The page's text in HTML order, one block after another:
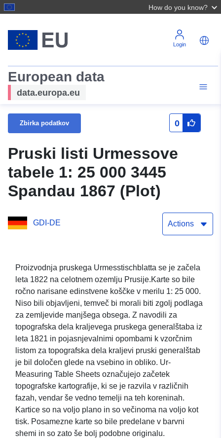
How do you know?
Login
European data
data.europa.eu
Zbirka podatkov 0
Pruski listi Urmessove
tabele 1: 25 000 3445
Spandau 1867 (Plot)
GDI-DE Actions
Proizvodnja pruskega Urmesstischblatta se je začela
leta 1822 na celotnem ozemlju Prusije.Karte so bile
ročno narisane edinstvene koščke v merilu 1: 25 000.
Niso bili objavljeni, temveč bi morali biti zgolj podlaga
za zemljevide manjšega obsega. Z navodili za
topografska dela kraljevega pruskega generalštaba iz
leta 1821 in pojasnjevalnimi opombami k vzorčnim
listom za topografska dela kraljevi pruski generalštab
je bil določen glede na vsebino in obliko. Ur-
Measuring Table Sheets označujejo začetek
topografske kartografije, ki se je razvila v različnih
fazah, vendar še vedno temelji na teh koreninah.
Kartice so na voljo plano in so večinoma na voljo kot
tisk. Posamezne karte so bile predelane v barvni
shemi in so zato še bolj podobne originalu.